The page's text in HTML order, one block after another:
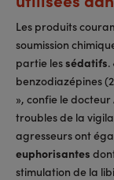
Les produits
soumission
partie lessédatifs.
benzodiazépines
», confie le
troubles de la
agresseurs ont
euphorisantes
stimulation de la